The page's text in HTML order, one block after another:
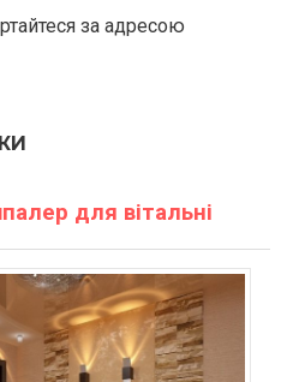
за адресою
для вітальні